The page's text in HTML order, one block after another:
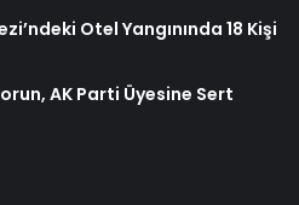
Otel Yangınında 18 Kişi
AK Parti Üyesine Sert